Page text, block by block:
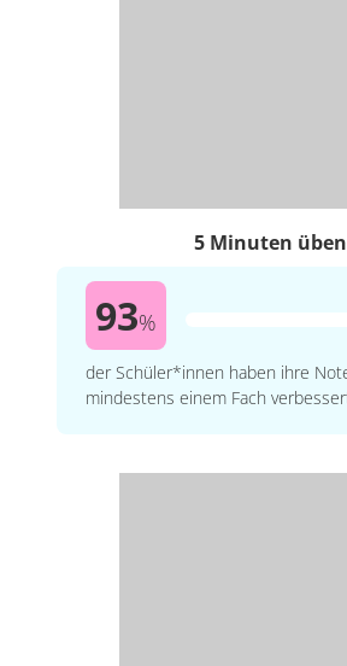
5 Minuten üben
93%
der Schüler*innen haben ihre
mindestens einem Fach